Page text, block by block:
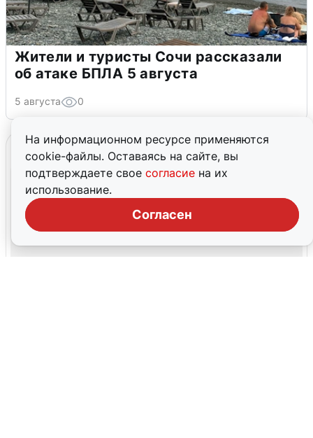
На информационном ресурсе применяются
cookie-файлы. Оставаясь на сайте, вы
подтверждаете свое согласие на их
использование.
Согласен
Жители и туристы Сочи рассказали
об атаке БПЛА 5 августа
5 августа 0